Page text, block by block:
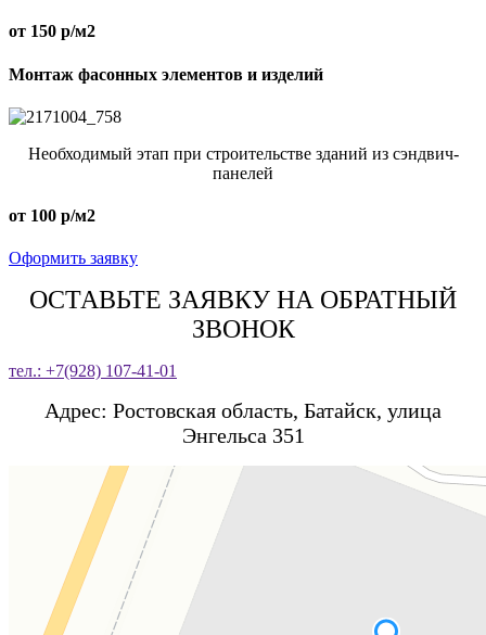
от 150 р/м2
Монтаж фасонных элементов и изделий
Необходимый этап при строительстве зданий из сэндвич-
панелей
от 100 р/м2
Оформить заявку
ОСТАВЬТЕ ЗАЯВКУ НА ОБРАТНЫЙ
ЗВОНОК
тел.: +7(928) 107-41-01
Адрес: Ростовская область, Батайск, улица
Энгельса 351